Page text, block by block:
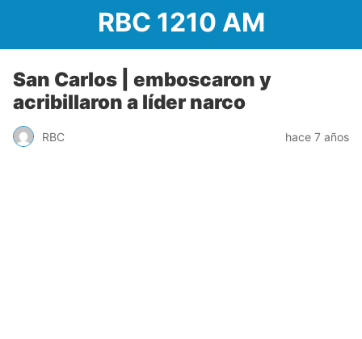
RBC 1210 AM
San Carlos | emboscaron y
acribillaron a líder narco
RBC hace 7 años